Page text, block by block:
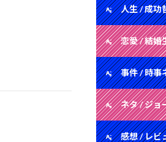
人生 / 成功
恋愛 / 結婚
事件 / 時事
ネタ / ジョ
感想 / レビ